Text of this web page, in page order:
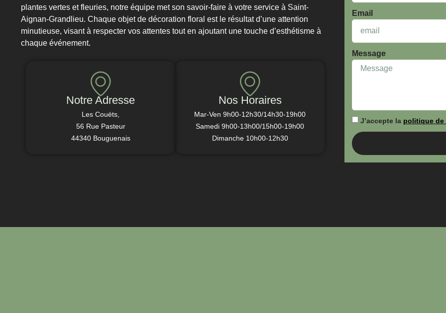
plantes vertes et fleuries, notre équipe met son savoir-faire à votre service à Saint-
Aignan-Grandlieu. Chaque objet de décoration floral est le résultat d’une attention
minutieuse, visant à respecter vos attentes tout en ajoutant une touche d’esthétisme à
chaque événement.
Notre Adresse
Les Couëts,
56 Rue Pasteur
44340 Bouguenais
Nos Horaires
Mar-Ven 9h00-12h30/14h30-19h00
Samedi 9h00-13h00/15h00-19h00
Dimanche 10h00-12h30
Email
Message
J’accepte la politique